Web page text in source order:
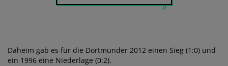
Daheim gab es für die Dortmunder 2012 einen Sieg (1:0) und
ein 1996 eine Niederlage (0:2).